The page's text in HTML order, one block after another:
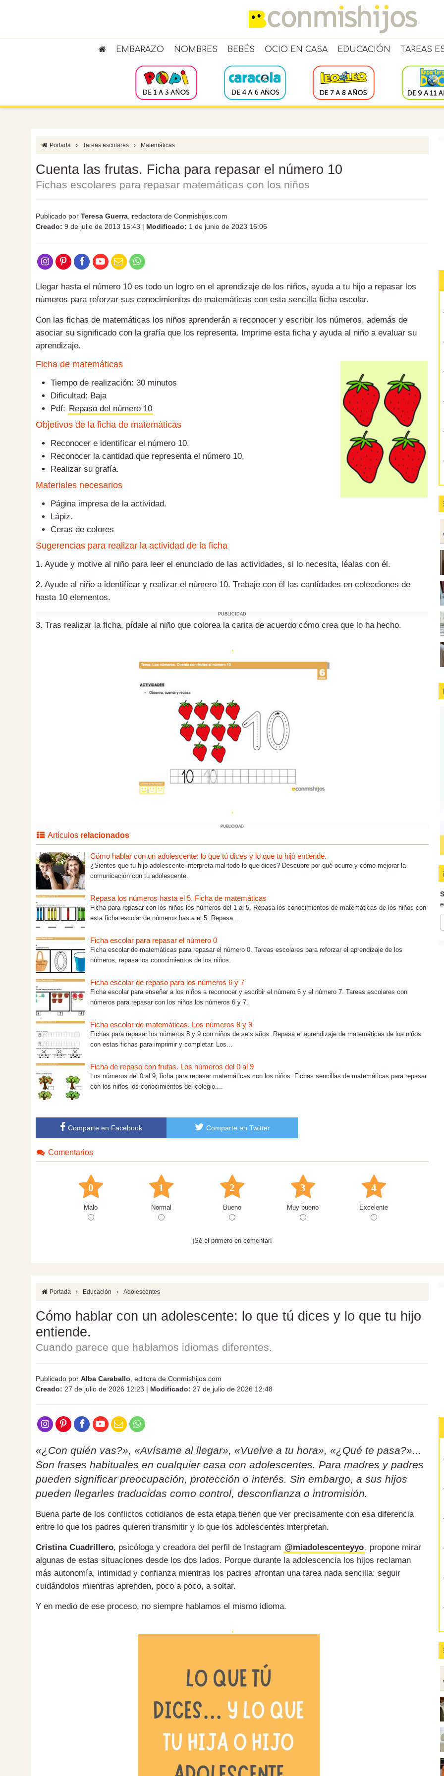
EMBARAZO NOMBRES BEBÉS OCIO EN CASA EDUCACIÓN TAREAS
Portada › Tareas escolares › Matemáticas
Cuenta las frutas. Ficha para repasar el número 10
Fichas escolares para repasar matemáticas con los niños
Publicado por Teresa Guerra , redactora de Conmishijos.com
Creado: 9 de julio de 2013 15:43 | Modificado: 1 de junio de 2023 16:06
Llegar hasta el número 10 es todo un logro en el aprendizaje de los niños, ayuda a tu hijo a repasar los
números para reforzar sus conocimientos de matemáticas con esta sencilla ficha escolar.
Con las fichas de matemáticas los niños aprenderán a reconocer y escribir los números, además de
asociar su significado con la grafía que los representa. Imprime esta ficha y ayuda al niño a evaluar su
aprendizaje.
Ficha de matemáticas
Tiempo de realización: 30 minutos
Dificultad: Baja
Pdf: Repaso del número 10
Objetivos de la ficha de matemáticas
Reconocer e identificar el número 10.
Reconocer la cantidad que representa el número 10.
Realizar su grafía.
Materiales necesarios
Página impresa de la actividad.
Lápiz.
Ceras de colores
Sugerencias para realizar la actividad de la ficha
1. Ayude y motive al niño para leer el enunciado de las actividades, si lo necesita, léalas con él.
2. Ayude al niño a identificar y realizar el número 10. Trabaje con él las cantidades en colecciones de
hasta 10 elementos.
PUBLICIDAD
3. Tras realizar la ficha, pídale al niño que colorea la carita de acuerdo cómo crea que lo ha hecho.
PUBLICIDAD
Artículos relacionados
Cómo hablar con un adolescente: lo que tú dices y lo que tu hijo entiende.
¿Sientes que tu hijo adolescente interpreta mal todo lo que dices? Descubre por qué ocurre y cómo mejorar la
comunicación con tu adolescente.
Repasa los números hasta el 5. Ficha de matemáticas
Ficha para repasar con los niños los números del 1 al 5. Repasa los conocimientos de matemáticas de los niños con
esta ficha escolar de números hasta el 5. Repasa...
Ficha escolar para repasar el número 0
Ficha escolar de matemáticas para repasar el número 0. Tareas escolares para reforzar el aprendizaje de los
números, repasa los conocimientos de los niños.
Ficha escolar de repaso para los números 6 y 7
Ficha escolar para enseñar a los niños a reconocer y escribir el número 6 y el número 7. Tareas escolares con
números para repasar con los niños los números 6 y 7.
Ficha escolar de matemáticas. Los números 8 y 9
Fichas para repasar los números 8 y 9 con niños de seis años. Repasa el aprendizaje de matemáticas de los niños
con estas fichas para imprimir y completar. Los...
Ficha de repaso con frutas. Los números del 0 al 9
Los números del 0 al 9, ficha para repasar matemáticas con los niños. Fichas sencillas de matemáticas para repasar
con los niños los conocimientos del colegio....
Comparte en Facebook Comparte en Twitter
Comentarios
0
Malo
1
Normal
2
Bueno
3
Muy bueno
4
Excelente
¡Sé el primero en comentar!
Portada › Educación › Adolescentes
Cómo hablar con un adolescente: lo que tú dices y lo que tu hijo
entiende.
Cuando parece que hablamos idiomas diferentes.
Publicado por Alba Caraballo , editora de Conmishijos.com
Creado: 27 de julio de 2026 12:23 | Modificado: 27 de julio de 2026 12:48
«¿Con quién vas?», «Avísame al llegar», «Vuelve a tu hora», «¿Qué te pasa?»...
Son frases habituales en cualquier casa con adolescentes. Para madres y padres
pueden significar preocupación, protección o interés. Sin embargo, a sus hijos
pueden llegarles traducidas como control, desconfianza o intromisión.
Buena parte de los conflictos cotidianos de esta etapa tienen que ver precisamente con esa diferencia
entre lo que los padres quieren transmitir y lo que los adolescentes interpretan.
Cristina Cuadrillero, psicóloga y creadora del perfil de Instagram @miadolescenteyyo, propone mirar
algunas de estas situaciones desde los dos lados. Porque durante la adolescencia los hijos reclaman
más autonomía, intimidad y confianza mientras los padres afrontan una tarea nada sencilla: seguir
cuidándolos mientras aprenden, poco a poco, a soltar.
Y en medio de ese proceso, no siempre hablamos el mismo idioma.